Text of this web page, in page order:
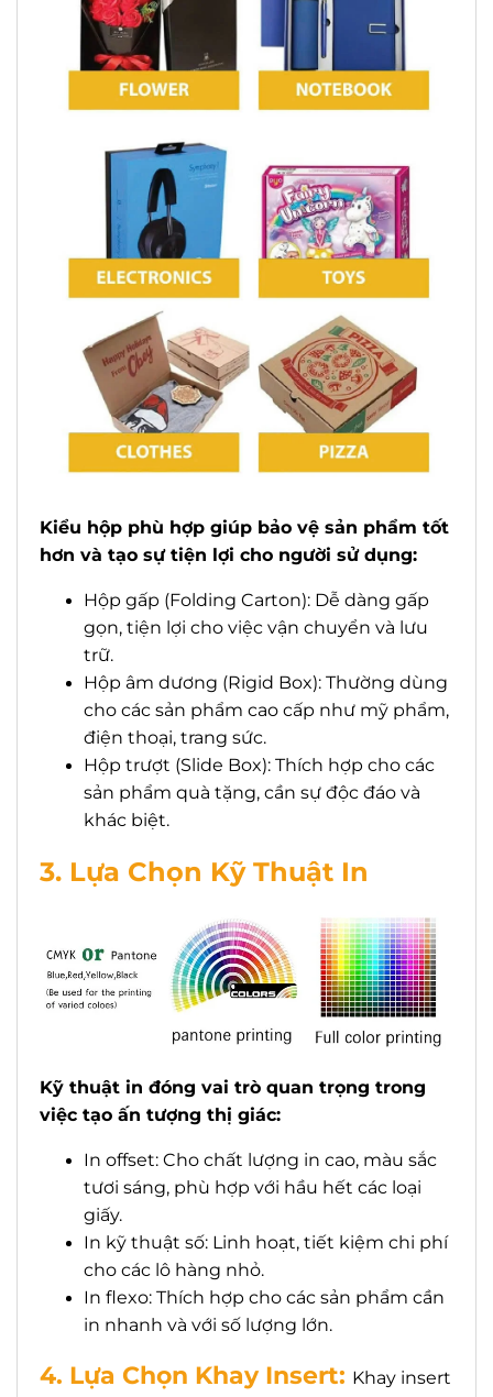
Kiểu hộp phù hợp giúp bảo vệ sản phẩm tốt
hơn và tạo sự tiện lợi cho người sử dụng:
Hộp gấp (Folding Carton): Dễ dàng gấp
gọn, tiện lợi cho việc vận chuyển và lưu
trữ.
Hộp âm dương (Rigid Box): Thường dùng
cho các sản phẩm cao cấp như mỹ phẩm,
điện thoại, trang sức.
Hộp trượt (Slide Box): Thích hợp cho các
sản phẩm quà tặng, cần sự độc đáo và
khác biệt.
3. Lựa Chọn Kỹ Thuật In
Kỹ thuật in đóng vai trò quan trọng trong
việc tạo ấn tượng thị giác:
In offset: Cho chất lượng in cao, màu sắc
tươi sáng, phù hợp với hầu hết các loại
giấy.
In kỹ thuật số: Linh hoạt, tiết kiệm chi phí
cho các lô hàng nhỏ.
In flexo: Thích hợp cho các sản phẩm cần
in nhanh và với số lượng lớn.
4. Lựa Chọn Khay Insert: Khay insert